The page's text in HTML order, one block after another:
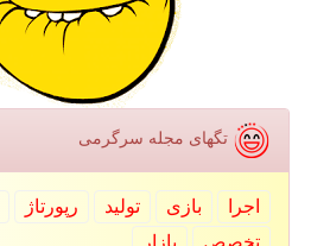
تگهای مجله سرگرمی
اجرا بازی تولید رپورتاژ
تخصص
بازار